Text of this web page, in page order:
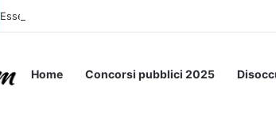
Essere Pagati per Stare a Letto: ecco l’esperimento
Home Concorsi pubblici 2025